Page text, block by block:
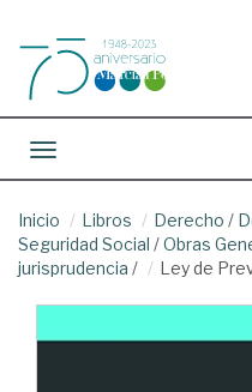
Toggle navigation
Inicio Libros Derecho /
Seguridad Social /Obras
jurisprudencia / Ley de